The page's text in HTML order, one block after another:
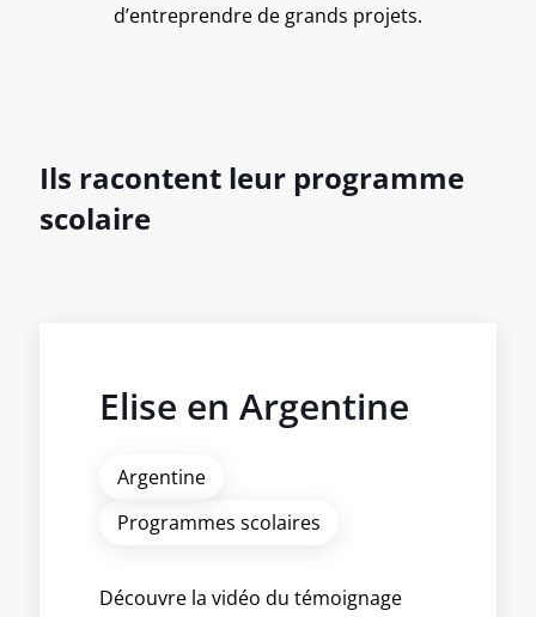
d’entreprendre de grands projets.
Ils racontent leur programme
scolaire
Elise en Argentine
Argentine
Programmes scolaires
Découvre la vidéo du témoignage